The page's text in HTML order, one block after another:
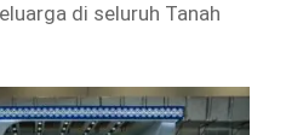
di seluruh Tanah